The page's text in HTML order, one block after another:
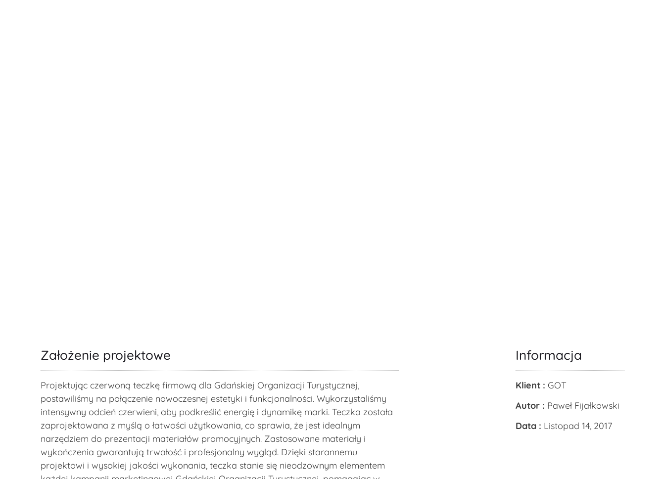
Założenie projektowe
Projektując czerwoną teczkę firmową dla Gdańskiej Organizacji Turystycznej,
postawiliśmy na połączenie nowoczesnej estetyki i funkcjonalności. Wykorzystaliśmy
intensywny odcień czerwieni, aby podkreślić energię i dynamikę marki. Teczka została
zaprojektowana z myślą o łatwości użytkowania, co sprawia, że jest idealnym
narzędziem do prezentacji materiałów promocyjnych. Zastosowane materiały i
wykończenia gwarantują trwałość i profesjonalny wygląd. Dzięki starannemu
projektowi i wysokiej jakości wykonania, teczka stanie się nieodzownym elementem
Informacja
Klient : GOT
Autor : Paweł Fijałkowski
Data : Listopad 14, 2017